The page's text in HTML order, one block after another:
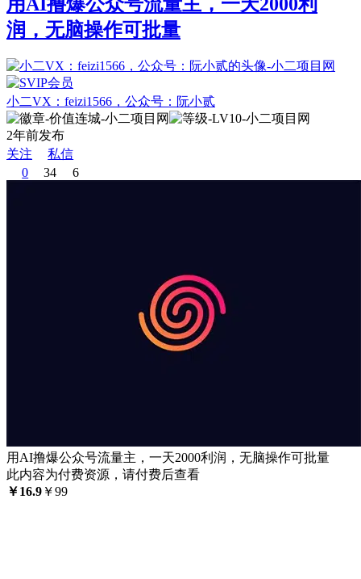
润，无脑操作可批量
小二VX：feizi1566，公众号：阮小贰
2年前发布
关注
私信
0
34 6
用AI撸爆公众号流量主，一天2000利润，无脑操作可批量
此内容为付费资源，请付费后查看
￥16.9 ￥99